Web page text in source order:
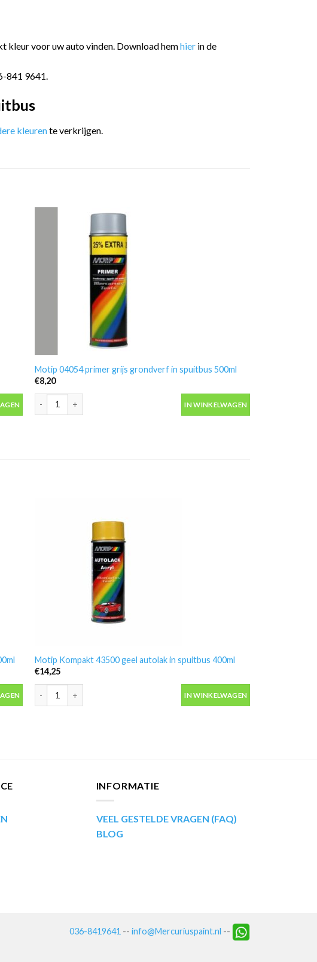
kleur voor uw auto vinden. Download hemhier in de
841 9641.
kleurente verkrijgen.
Motip 04054 primer grijs grondverf in spuitbus 500ml
€8,20
Motip 04054 primer grijs grondverf in spuitbus 500ml aantal
IN WINKELWAGEN
aantal
Motip Kompakt 43500 geel autolak in spuitbus 400ml
€14,25
Motip Kompakt 43500 geel autolak in spuitbus 400ml aantal
IN WINKELWAGEN
INFORMATIE
VEEL GESTELDE VRAGEN (FAQ)
BLOG
036-8419641 -- info@Mercuriuspaint.nl --